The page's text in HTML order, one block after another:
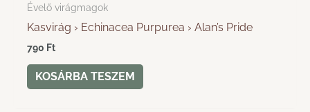
Évelő virágmagok
Kasvirág › Echinacea Purpurea › Alan’s Pride
790 Ft
KOSÁRBA TESZEM